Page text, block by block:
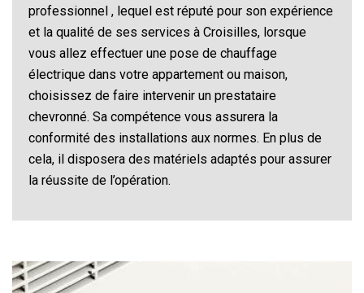
professionnel , lequel est réputé pour son expérience
et la qualité de ses services à Croisilles, lorsque
vous allez effectuer une pose de chauffage
électrique dans votre appartement ou maison,
choisissez de faire intervenir un prestataire
chevronné. Sa compétence vous assurera la
conformité des installations aux normes. En plus de
cela, il disposera des matériels adaptés pour assurer
la réussite de l’opération.